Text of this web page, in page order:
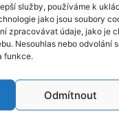
služby, používáme k
jako jsou soubory
zpracovávat údaje, jako je
Nesouhlas nebo odvolání
funkce.
Odmítnout
Volat pouze v